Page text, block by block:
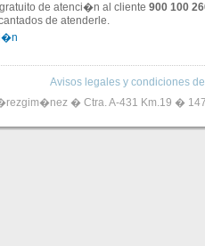
de atenci�n al cliente 900 100
de atenderle.
Avisos legales y condiciones
� Ctra. A-431 Km.19 �